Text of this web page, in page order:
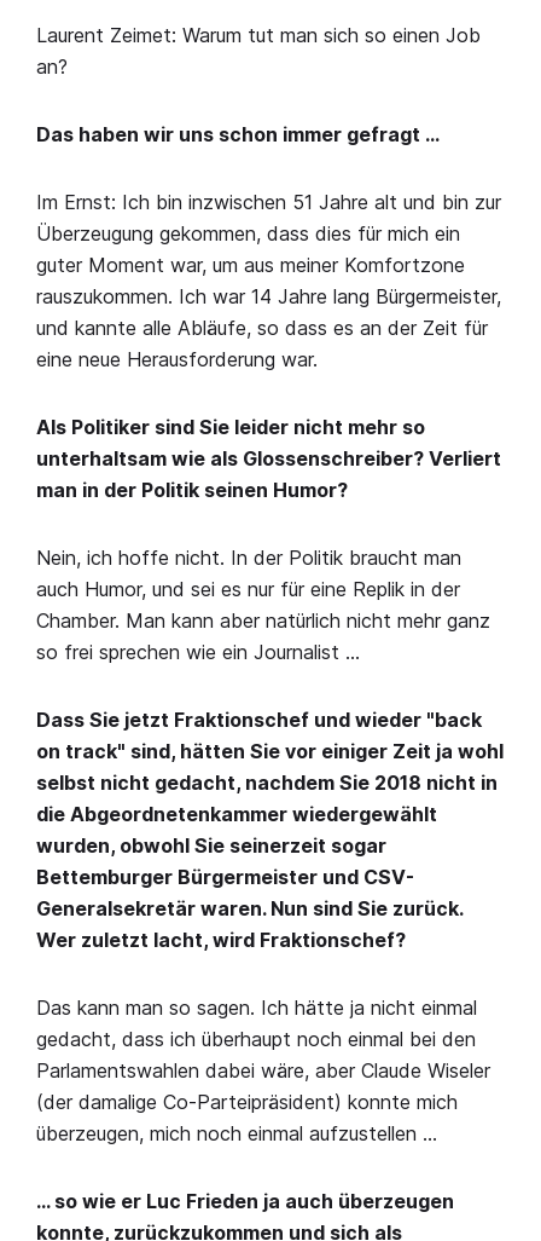
Laurent Zeimet: Warum tut man sich so einen Job
an?
Das haben wir uns schon immer gefragt …
Im Ernst: Ich bin inzwischen 51 Jahre alt und bin zur
Überzeugung gekommen, dass dies für mich ein
guter Moment war, um aus meiner Komfortzone
rauszukommen. Ich war 14 Jahre lang Bürgermeister,
und kannte alle Abläufe, so dass es an der Zeit für
eine neue Herausforderung war.
Als Politiker sind Sie leider nicht mehr so
unterhaltsam wie als Glossenschreiber? Verliert
man in der Politik seinen Humor?
Nein, ich hoffe nicht. In der Politik braucht man
auch Humor, und sei es nur für eine Replik in der
Chamber. Man kann aber natürlich nicht mehr ganz
so frei sprechen wie ein Journalist …
Dass Sie jetzt Fraktionschef und wieder "back
on track" sind, hätten Sie vor einiger Zeit ja wohl
selbst nicht gedacht, nachdem Sie 2018 nicht in
die Abgeordnetenkammer wiedergewählt
wurden, obwohl Sie seinerzeit sogar
Bettemburger Bürgermeister und CSV-
Generalsekretär waren. Nun sind Sie zurück.
Wer zuletzt lacht, wird Fraktionschef?
Das kann man so sagen. Ich hätte ja nicht einmal
gedacht, dass ich überhaupt noch einmal bei den
Parlamentswahlen dabei wäre, aber Claude Wiseler
(der damalige Co-Parteipräsident) konnte mich
überzeugen, mich noch einmal aufzustellen …
… so wie er Luc Frieden ja auch überzeugen
konnte, zurückzukommen und sich als